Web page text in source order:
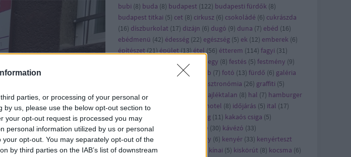
parties, or processing of your personal or
us, please use the below opt-out section to
your opt-out request is processed you may
personal information utilized by us or personal
opt-out. You may separately opt-out of the
by third parties on the IAB’s list of downstream
bubi (8) buda (8) budapest (122) budapesti fürdők (8)
budapest titkai (5) cet (8) cirkusz (6) csokoládé (6) cukrászda
(16) díszburkolat (17) dizájn (6) dugó (9) duna (7) ebéd (16)
ebédmenü (42) édesség (22) egészség (5) ek (12) emberek (6)
építészet (21) épület (13) étel (56) étterem (114) fagyi (31)
ferihegy (8) festés (5) festmény (9)
43)flashmob (7) fotó (13) fürdő (6) galéria
gasztronómia (26) graffiti (5)
gyorsétterem
hajléktalan (8) hal (7) hamburger
47)hirdetés hotel (8) időjárás (5) ital (17)
japán (7) jótékonyság (11) kakaós csiga (5)
karácsony(21 kávé (30) kávézó (33)
kávézópluszvalami
kazinczy (6) kenyér (33) kenyérteszt
(12)kézműves kínai (5) kiskörút (8) kocsma (6)